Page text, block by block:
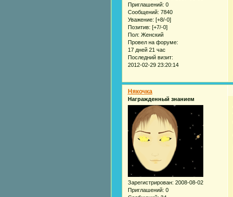
Приглашений: 0
Сообщений: 7840
Уважение: [+8/-0]
Позитив: [+7/-0]
Пол: Женский
Провел на форуме:
17 дней 21 час
Последний визит:
2012-02-29 23:20:14
Някочка
Награжденный знанием
Зарегистрирован: 2008-08-02
Приглашений: 0